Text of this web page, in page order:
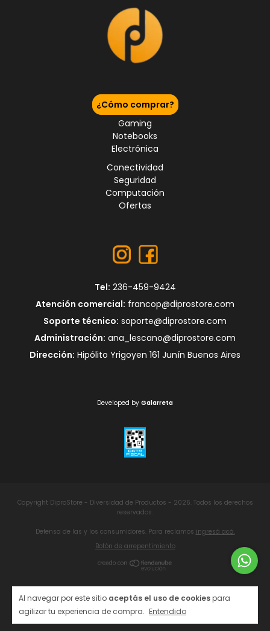
Al navegar por este sitio aceptás el uso de cookiespara
agilizar tu experiencia de compra. Entendido
¿Cómo comprar?
Gaming
Notebooks
Electrónica
Conectividad
Seguridad
Computación
Ofertas
Tel: 236-459-9424
Atención comercial: francop@diprostore.com
Soporte técnico: soporte@diprostore.com
Administración: ana_lescano@diprostore.com
Dirección: Hipólito Yrigoyen 161 Junín Buenos Aires
Developed by Galarreta
Copyright DiproStore - Diversidad de Productos - 2026. Todos los derechos
reservados.
Defensa de las y los consumidores. Para reclamos ingresá acá.
Botón de arrepentimiento